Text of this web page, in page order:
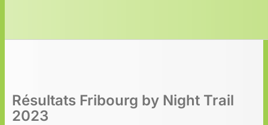
Résultats Fribourg by Night Trail
2023